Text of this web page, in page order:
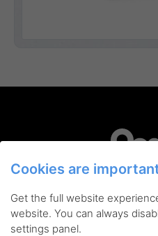
kunstnerartikler og
kjøper et produkt fra Pentel,
hver dag – både
Cookies are
Get the full website
website. You can always
settings panel.